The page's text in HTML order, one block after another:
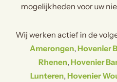
mogelijkheden voor uw
Wij werken actief in de
Amerongen, Hovenier
Rhenen, Hovenier
Lunteren, Hovenier